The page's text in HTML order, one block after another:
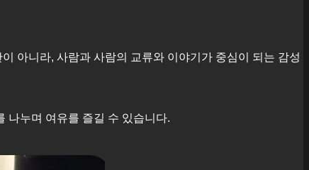
아니라, 사람과 사람의 교류와 이야기가 중심이 되는 감성
나누며 여유를 즐길 수 있습니다.